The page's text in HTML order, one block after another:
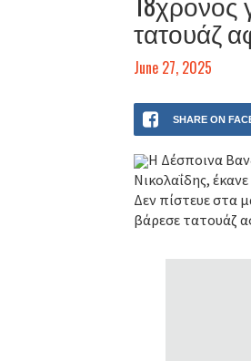
τατουάζ
June 27, 2025
SHARE ON
Η Δέσποινα
Νικολαΐδης,
Δεν πίστευε στα
βάρεσε τατουάζ